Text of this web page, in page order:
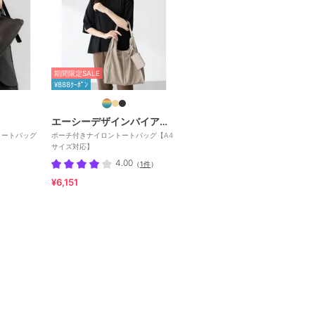
トバッグ
期間限定SALE
¥888ｸｰﾎﾟﾝ
エーシーデザインバイアルファキュービック
ポーチ付きナイロントートバッグ【A4
サイズ対応】
4.00 （1件）
¥6,151